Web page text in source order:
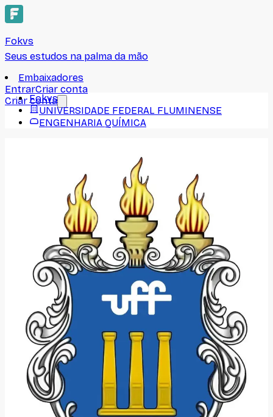
Fokvs
Seus estudos na palma da mão
Embaixadores
EntrarCriar conta
Criar conta
Fokvs
UNIVERSIDADE FEDERAL FLUMINENSE
ENGENHARIA QUÍMICA